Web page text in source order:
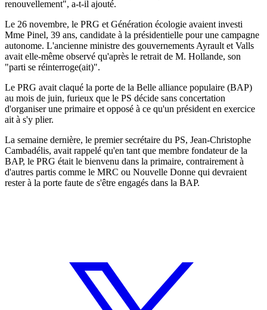
renouvellement", a-t-il ajouté.
Le 26 novembre, le PRG et Génération écologie avaient investi
Mme Pinel, 39 ans, candidate à la présidentielle pour une campagne
autonome. L'ancienne ministre des gouvernements Ayrault et Valls
avait elle-même observé qu'après le retrait de M. Hollande, son
"parti se réinterroge(ait)".
Le PRG avait claqué la porte de la Belle alliance populaire (BAP)
au mois de juin, furieux que le PS décide sans concertation
d'organiser une primaire et opposé à ce qu'un président en exercice
ait à s'y plier.
La semaine dernière, le premier secrétaire du PS, Jean-Christophe
Cambadélis, avait rappelé qu'en tant que membre fondateur de la
BAP, le PRG était le bienvenu dans la primaire, contrairement à
d'autres partis comme le MRC ou Nouvelle Donne qui devraient
rester à la porte faute de s'être engagés dans la BAP.